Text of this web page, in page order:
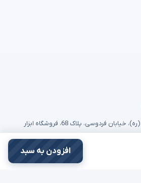
افزودن به سبد
تهران، میدان امام خمینی (ره)، خیابان فردوسی، پلاک 68، فروشگاه ابزار